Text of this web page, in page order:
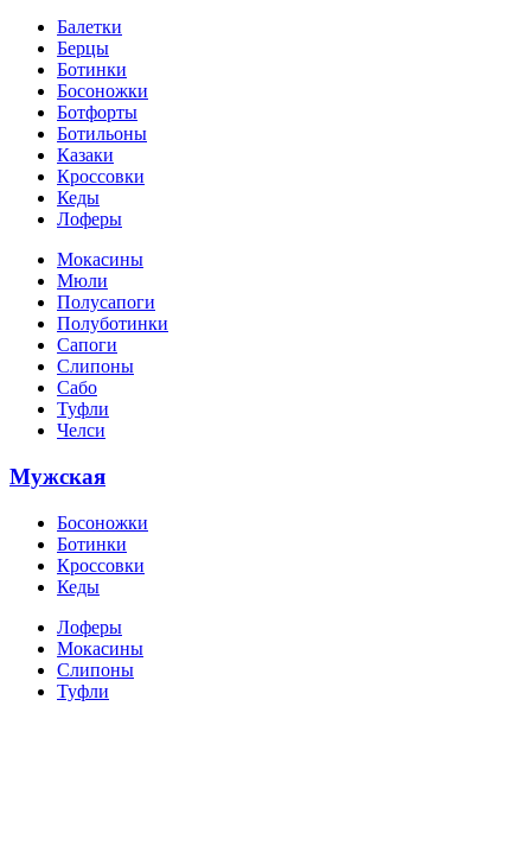
Балетки
Берцы
Ботинки
Босоножки
Ботфорты
Ботильоны
Казаки
Кроссовки
Кеды
Лоферы
Мокасины
Мюли
Полусапоги
Полуботинки
Сапоги
Слипоны
Сабо
Туфли
Челси
Мужская
Босоножки
Ботинки
Кроссовки
Кеды
Лоферы
Мокасины
Слипоны
Туфли